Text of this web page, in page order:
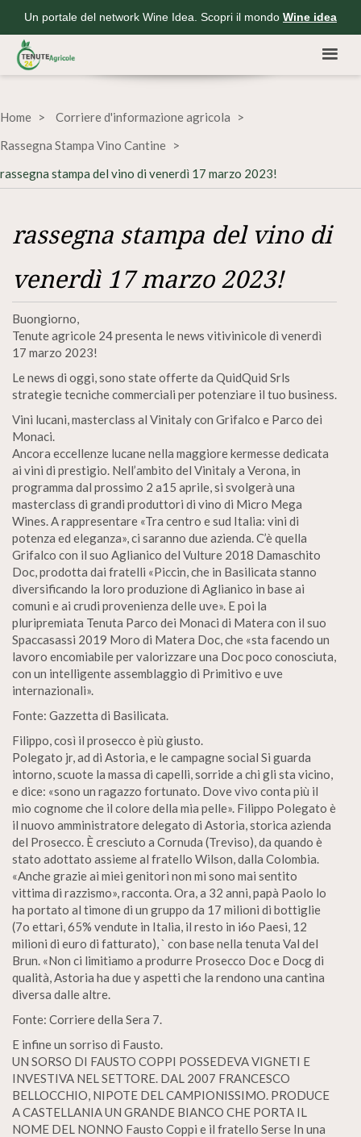
Un portale del network Wine Idea. Scopri il mondo Wine idea
Home
Corriere d'informazione agricola
Rassegna Stampa Vino Cantine
rassegna stampa del vino di venerdì 17 marzo 2023!
rassegna stampa del vino di
venerdì 17 marzo 2023!
Buongiorno,
Tenute agricole 24 presenta le news vitivinicole di venerdì
17 marzo 2023!
Le news di oggi, sono state offerte da QuidQuid Srls
strategie tecniche commerciali per potenziare il tuo business.
Vini lucani, masterclass al Vinitaly con Grifalco e Parco dei
Monaci.
Ancora eccellenze lucane nella maggiore kermesse dedicata
ai vini di prestigio. Nell’ambito del Vinitaly a Verona, in
programma dal prossimo 2 a15 aprile, si svolgerà una
masterclass di grandi produttori di vino di Micro Mega
Wines. A rappresentare «Tra centro e sud Italia: vini di
potenza ed eleganza», ci saranno due azienda. C’è quella
Grifalco con il suo Aglianico del Vulture 2018 Damaschito
Doc, prodotta dai fratelli «Piccin, che in Basilicata stanno
diversificando la loro produzione di Aglianico in base ai
comuni e ai crudi provenienza delle uve». E poi la
pluripremiata Tenuta Parco dei Monaci di Matera con il suo
Spaccasassi 2019 Moro di Matera Doc, che «sta facendo un
lavoro encomiabile per valorizzare una Doc poco conosciuta,
con un intelligente assemblaggio di Primitivo e uve
internazionali».
Fonte: Gazzetta di Basilicata.
Filippo, così il prosecco è più giusto.
Polegato jr, ad di Astoria, e le campagne social Si guarda
intorno, scuote la massa di capelli, sorride a chi gli sta vicino,
e dice: «sono un ragazzo fortunato. Dove vivo conta più il
mio cognome che il colore della mia pelle». Filippo Polegato è
il nuovo amministratore delegato di Astoria, storica azienda
del Prosecco. È cresciuto a Cornuda (Treviso), da quando è
stato adottato assieme al fratello Wilson, dalla Colombia.
«Anche grazie ai miei genitori non mi sono mai sentito
vittima di razzismo», racconta. Ora, a 32 anni, papà Paolo lo
ha portato al timone di un gruppo da 17 milioni di bottiglie
(7o ettari, 65% vendute in Italia, il resto in i6o Paesi, 12
milioni di euro di fatturato), ` con base nella tenuta Val del
Brun. «Non ci limitiamo a produrre Prosecco Doc e Docg di
qualità, Astoria ha due y aspetti che la rendono una cantina
diversa dalle altre.
Fonte: Corriere della Sera 7.
E infine un sorriso di Fausto.
UN SORSO DI FAUSTO COPPI POSSEDEVA VIGNETI E
INVESTIVA NEL SETTORE. DAL 2007 FRANCESCO
BELLOCCHIO, NIPOTE DEL CAMPIONISSIMO. PRODUCE
A CASTELLANIA UN GRANDE BIANCO CHE PORTA IL
NOME DEL NONNO Fausto Coppi e il fratello Serse In una